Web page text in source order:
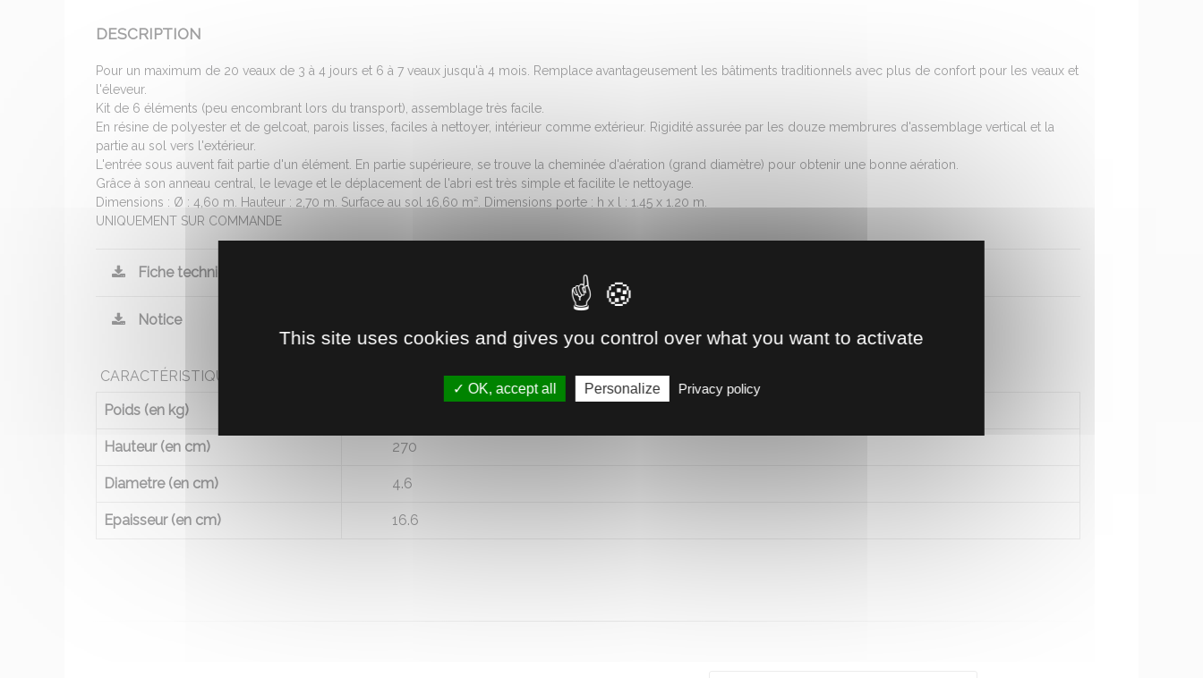
DESCRIPTION
Pour un maximum de 20 veaux de 3 à 4 jours et 6 à 7 veaux jusqu'à 4 mois. Remplace avantageusement les bâtiments traditionnels avec plus de confort pour les veaux et
l'éleveur.
Kit de 6 éléments (peu encombrant lors du transport), assemblage très facile.
En résine de polyester et de gelcoat, parois lisses, faciles à nettoyer, intérieur comme extérieur. Rigidité assurée par les douze membrures d'assemblage vertical et la
partie au sol vers l'extérieur.
L'entrée sous auvent fait partie d'un élément. En partie supérieure, se trouve la cheminée d'aération (grand diamètre) pour obtenir une bonne aération.
Grâce à son anneau central, le levage et le déplacement de l'abri est très simple et facilite le nettoyage.
Dimensions : Ø : 4,60 m. Hauteur : 2,70 m. Surface au sol 16,60 m². Dimensions porte : h x l : 1.45 x 1.20 m.
UNIQUEMENT SUR COMMANDE
Fiche technique
Notice
CARACTÉRISTIQUES
Poids (en kg)
Hauteur (en cm) 270
Diametre (en cm) 4.6
Epaisseur (en cm) 16.6
This site uses cookies and gives you control over what you want to activate
OK, accept all Personalize Privacy policy